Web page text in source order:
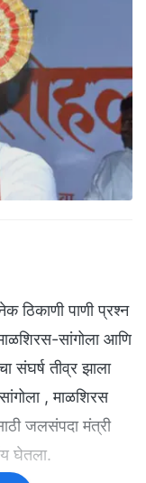
ठिकाणी पाणी प्रश्न
सांगोला आणि
संघर्ष तीव्र झाला
, माळशिरस
जलसंपदा मंत्री
घेतला.